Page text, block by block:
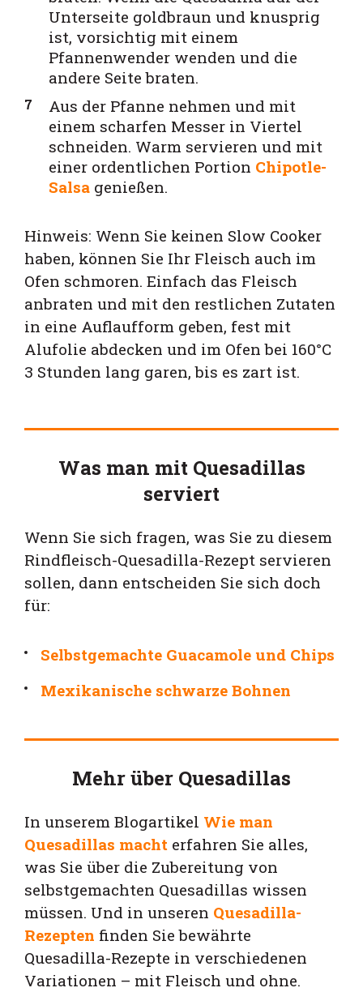
Unterseite goldbraun und knusprig
ist, vorsichtig mit einem
Pfannenwender wenden und die
andere Seite braten.
Aus der Pfanne nehmen und mit
einem scharfen Messer in Viertel
schneiden. Warm servieren und mit
einer ordentlichen Portion Chipotle-
Salsa genießen.
Hinweis: Wenn Sie keinen Slow Cooker
haben, können Sie Ihr Fleisch auch im
Ofen schmoren. Einfach das Fleisch
anbraten und mit den restlichen Zutaten
in eine Auflaufform geben, fest mit
Alufolie abdecken und im Ofen bei 160°C
3 Stunden lang garen, bis es zart ist.
Was man mit Quesadillas
serviert
Wenn Sie sich fragen, was Sie zu diesem
Rindfleisch-Quesadilla-Rezept servieren
sollen, dann entscheiden Sie sich doch
für:
Selbstgemachte Guacamole und Chips
Mexikanische schwarze Bohnen
Mehr über Quesadillas
In unserem Blogartikel Wie man
Quesadillas macht erfahren Sie alles,
was Sie über die Zubereitung von
selbstgemachten Quesadillas wissen
müssen. Und in unseren Quesadilla-
Rezepten finden Sie bewährte
Quesadilla-Rezepte in verschiedenen
Variationen – mit Fleisch und ohne.